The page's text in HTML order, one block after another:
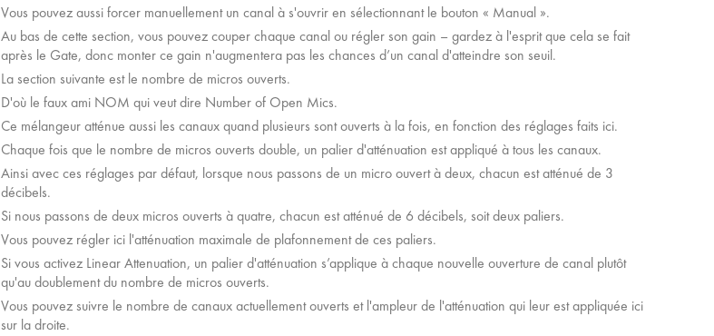
Vous pouvez aussi forcer manuellement un canal à s'ouvrir en sélectionnant le bouton « Manual ».
Au bas de cette section, vous pouvez couper chaque canal ou régler son gain – gardez à l'esprit que cela se fait
après le Gate, donc monter ce gain n'augmentera pas les chances d’un canal d'atteindre son seuil.
La section suivante est le nombre de micros ouverts.
D'où le faux ami NOM qui veut dire Number of Open Mics.
Ce mélangeur atténue aussi les canaux quand plusieurs sont ouverts à la fois, en fonction des réglages faits ici.
Chaque fois que le nombre de micros ouverts double, un palier d'atténuation est appliqué à tous les canaux.
Ainsi avec ces réglages par défaut, lorsque nous passons de un micro ouvert à deux, chacun est atténué de 3
décibels.
Si nous passons de deux micros ouverts à quatre, chacun est atténué de 6 décibels, soit deux paliers.
Vous pouvez régler ici l'atténuation maximale de plafonnement de ces paliers.
Si vous activez Linear Attenuation, un palier d'atténuation s’applique à chaque nouvelle ouverture de canal plutôt
qu'au doublement du nombre de micros ouverts.
Vous pouvez suivre le nombre de canaux actuellement ouverts et l'ampleur de l'atténuation qui leur est appliquée ici
sur la droite.